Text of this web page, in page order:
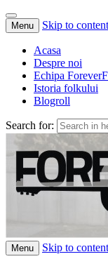
Menu Skip to content
Acasa
Despre noi
Echipa
Istoria folkului
Blogroll
Search for:
ForeverFolk
Muzica sufletului tau
Menu Skip to content